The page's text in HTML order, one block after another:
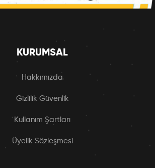
KURUMSAL
Hakkımızda
Gizlilik Güvenlik
Kullanım Şartları
Üyelik Sözleşmesi